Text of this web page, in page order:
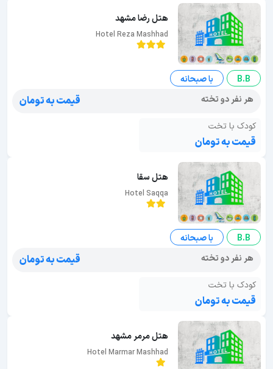
هتل رضا مشهد
Hotel Reza Mashhad
B.B
با صبحانه
هر نفر دو تخته
قیمت به تومان
کودک با تخت
قیمت به تومان
هتل سقا
Hotel Saqqa
B.B
با صبحانه
هر نفر دو تخته
قیمت به تومان
کودک با تخت
قیمت به تومان
هتل مرمر مشهد
Hotel Marmar Mashhad